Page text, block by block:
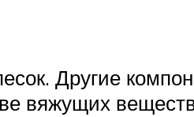
Другие
вяжущих